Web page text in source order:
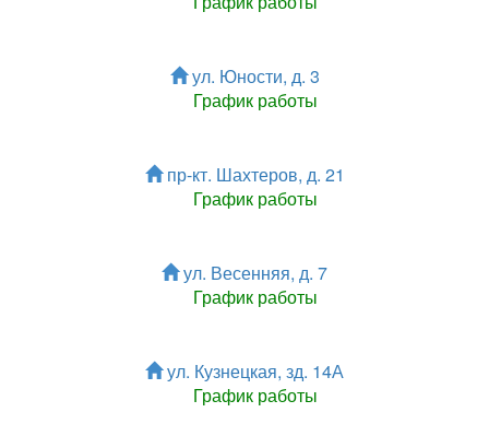
ул. Юности, д. 3
График работы
пр-кт. Шахтеров, д. 21
График работы
ул. Весенняя, д. 7
График работы
ул. Кузнецкая, зд. 14А
График работы